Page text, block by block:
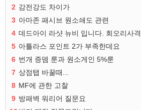
2 감전강도 차이가
3 아마존 패시브 원소쇄도 관련
4 데드아이 라샷 뉴비 입니다. 회오리사
5 아틀라스 포인트 2가 부족한데요
6 번개 증뎀 룬과 원소게인 5%룬
7 상점탭 바꿀때...
8 MF에 관한 고찰
9 방패벽 워리어 질문요